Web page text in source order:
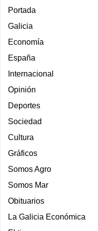
Portada
Galicia
Economía
España
Internacional
Opinión
Deportes
Sociedad
Cultura
Gráficos
Somos Agro
Somos Mar
Obituarios
La Galicia Económica